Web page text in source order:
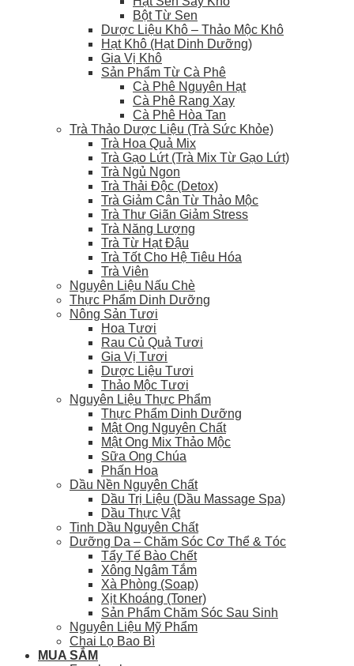
Bột Từ Sen
Dược Liệu Khô – Thảo Mộc Khô
Hạt Khô (Hạt Dinh Dưỡng)
Gia Vị Khô
Sản Phẩm Từ Cà Phê
Cà Phê Nguyên Hạt
Cà Phê Rang Xay
Cà Phê Hòa Tan
Trà Thảo Dược Liệu (Trà Sức Khỏe)
Trà Hoa Quả Mix
Trà Gạo Lứt (Trà Mix Từ Gạo Lứt)
Trà Ngủ Ngon
Trà Thải Độc (Detox)
Trà Giảm Cân Từ Thảo Mộc
Trà Thư Giãn Giảm Stress
Trà Năng Lượng
Trà Từ Hạt Đậu
Trà Tốt Cho Hệ Tiêu Hóa
Trà Viên
Nguyên Liệu Nấu Chè
Thực Phẩm Dinh Dưỡng
Nông Sản Tươi
Hoa Tươi
Rau Củ Quả Tươi
Gia Vị Tươi
Dược Liệu Tươi
Thảo Mộc Tươi
Nguyên Liệu Thực Phẩm
Thực Phẩm Dinh Dưỡng
Mật Ong Nguyên Chất
Mật Ong Mix Thảo Mộc
Sữa Ong Chúa
Phấn Hoa
Dầu Nền Nguyên Chất
Dầu Trị Liệu (Dầu Massage Spa)
Dầu Thực Vật
Tinh Dầu Nguyên Chất
Dưỡng Da – Chăm Sóc Cơ Thể & Tóc
Tẩy Tế Bào Chết
Xông Ngâm Tắm
Xà Phòng (Soap)
Xịt Khoáng (Toner)
Sản Phẩm Chăm Sóc Sau Sinh
Nguyên Liệu Mỹ Phẩm
Chai Lọ Bao Bì
MUA SẮM